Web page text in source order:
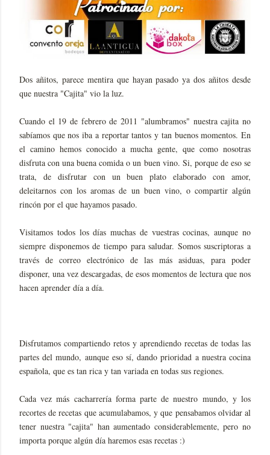
Dos añitos, parece mentira que hayan pasado ya dos añitos desde
que nuestra "Cajita" vio la luz.
Cuando el 19 de febrero de 2011 "alumbramos" nuestra cajita no
sabíamos que nos iba a reportar tantos y tan buenos momentos. En
el camino hemos conocido a mucha gente, que como nosotras
disfruta con una buena comida o un buen vino. Si, porque de eso se
trata, de disfrutar con un buen plato elaborado con amor,
deleitarnos con los aromas de un buen vino, o compartir algún
rincón por el que hayamos pasado.
Visitamos todos los días muchas de vuestras cocinas, aunque no
siempre disponemos de tiempo para saludar. Somos suscriptoras a
través de correo electrónico de las más asiduas, para poder
disponer, una vez descargadas, de esos momentos de lectura que nos
hacen aprender día a día.
Disfrutamos compartiendo retos y aprendiendo recetas de todas las
partes del mundo, aunque eso sí, dando prioridad a nuestra cocina
española, que es tan rica y tan variada en todas sus regiones.
Cada vez más cacharrería forma parte de nuestro mundo, y los
recortes de recetas que acumulabamos, y que pensabamos olvidar al
tener nuestra "cajita" han aumentado considerablemente, pero no
importa porque algún día haremos esas recetas :)